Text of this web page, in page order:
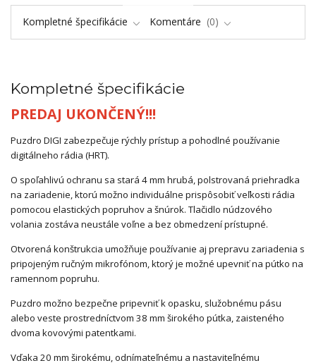
Kompletné špecifikácie Komentáre 0
Kompletné špecifikácie
PREDAJ UKONČENÝ!!!
Puzdro DIGI zabezpečuje rýchly prístup a pohodlné používanie
digitálneho rádia (HRT).
O spoľahlivú ochranu sa stará 4 mm hrubá, polstrovaná priehradka
na zariadenie, ktorú možno individuálne prispôsobiť veľkosti rádia
pomocou elastických popruhov a šnúrok. Tlačidlo núdzového
volania zostáva neustále voľne a bez obmedzení prístupné.
Otvorená konštrukcia umožňuje používanie aj prepravu zariadenia s
pripojeným ručným mikrofónom, ktorý je možné upevniť na pútko na
ramennom popruhu.
Puzdro možno bezpečne pripevniť k opasku, služobnému pásu
alebo veste prostredníctvom 38 mm širokého pútka, zaisteného
dvoma kovovými patentkami.
Vďaka 20 mm širokému, odnímateľnému a nastaviteľnému